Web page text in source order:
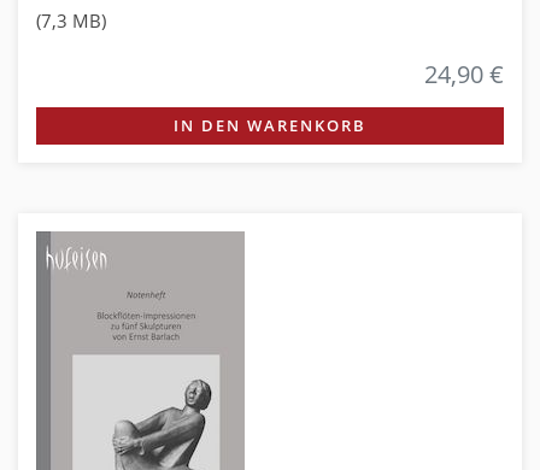
(7,3 MB)
24,90 €
IN DEN WARENKORB